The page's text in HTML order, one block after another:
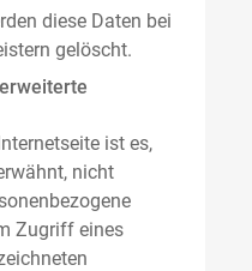
diese Daten bei
gelöscht.
ist es,
nicht
Zugriff eines